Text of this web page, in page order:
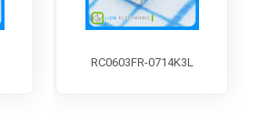
RC0603FR-0714K3L